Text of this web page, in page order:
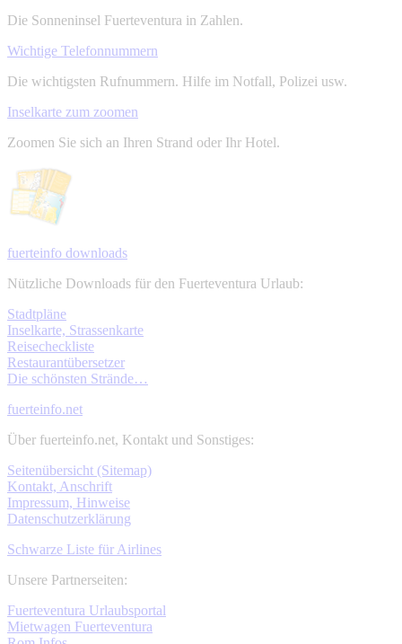
Die Sonneninsel Fuerteventura in Zahlen.
Wichtige Telefonnummern
Die wichtigsten Rufnummern. Hilfe im Notfall, Polizei usw.
Inselkarte zum zoomen
Zoomen Sie sich an Ihren Strand oder Ihr Hotel.
fuerteinfo downloads
Nützliche Downloads für den Fuerteventura Urlaub:
Stadtpläne
Inselkarte, Strassenkarte
Reisecheckliste
Restaurantübersetzer
Die schönsten Strände…
fuerteinfo.net
Über fuerteinfo.net, Kontakt und Sonstiges:
Seitenübersicht (Sitemap)
Kontakt, Anschrift
Impressum, Hinweise
Datenschutzerklärung
Schwarze Liste für Airlines
Unsere Partnerseiten:
Fuerteventura Urlaubsportal
Mietwagen Fuerteventura